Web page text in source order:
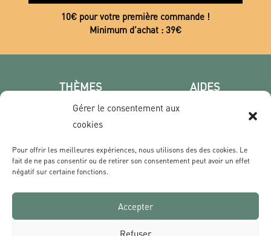
Gérer le consentement aux
cookies
Pour offrir les meilleures expériences, nous utilisons des des cookies. Le
fait de ne pas consentir ou de retirer son consentement peut avoir un effet
négatif sur certaine fonctions.
Accepter
Refuser
10€ pour votre première commande !
Minimum d’achat : 39€
THÈMES
Poster photo
Les villes
Film & Série
AIDES
Qui sommes nous ?
Livraisons & Retours